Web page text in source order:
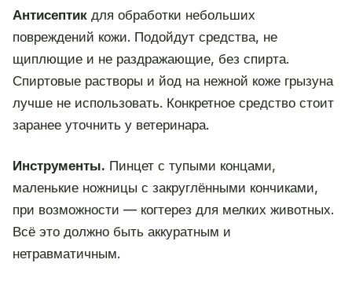
Антисептик для обработки небольших
повреждений кожи. Подойдут средства, не
щиплющие и не раздражающие, без спирта.
Спиртовые растворы и йод на нежной коже грызуна
лучше не использовать. Конкретное средство стоит
заранее уточнить у ветеринара.
Инструменты. Пинцет с тупыми концами,
маленькие ножницы с закруглёнными кончиками,
при возможности — когтерез для мелких животных.
Всё это должно быть аккуратным и
нетравматичным.